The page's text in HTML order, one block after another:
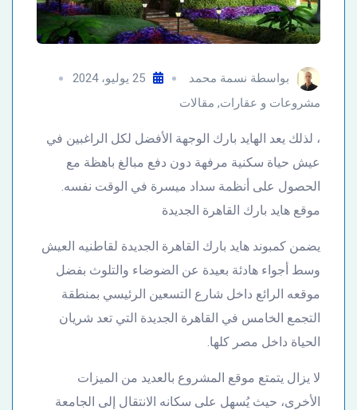
بواسطة نسمة محمد
25 يوليو، 2024
مشروعات و عقارات, مقالات
، لذلك يعد الهايد بارك الوجهة الأفضل لكل الراغبين في
عيش حياة سكنية مرفهة دون دفع مبالغ باهظة مع
الحصول على أنظمة سداد ميسرة في الوقت نفسه.
موقع هايد بارك القاهرة الجديدة
يضمن كمبوند هايد بارك القاهرة الجديدة لقاطنيه العيش
وسط أجواء هادئة بعيدة عن الضوضاء والتلوث بفضل
موقعه الرائع داخل شارع التسعين الرئيسي بمنطقة
التجمع الخامس في القاهرة الجديدة التي تعد شريان
الحياة داخل مصر كلها.
لا يزال يتمتع موقع المشروع بالعديد من الميزات
الأخرى، حيث يُسهل على سكانه الانتقال إلى الجامعة